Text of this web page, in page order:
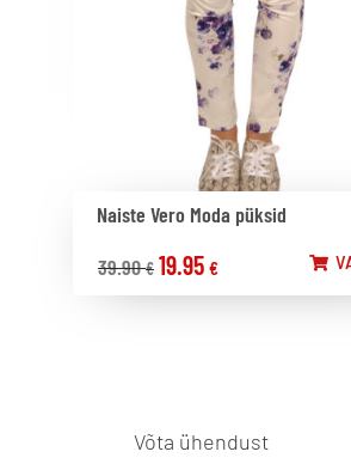
Naiste Vero Moda püksid
39.90€ 19.95 €
Võta ühendust